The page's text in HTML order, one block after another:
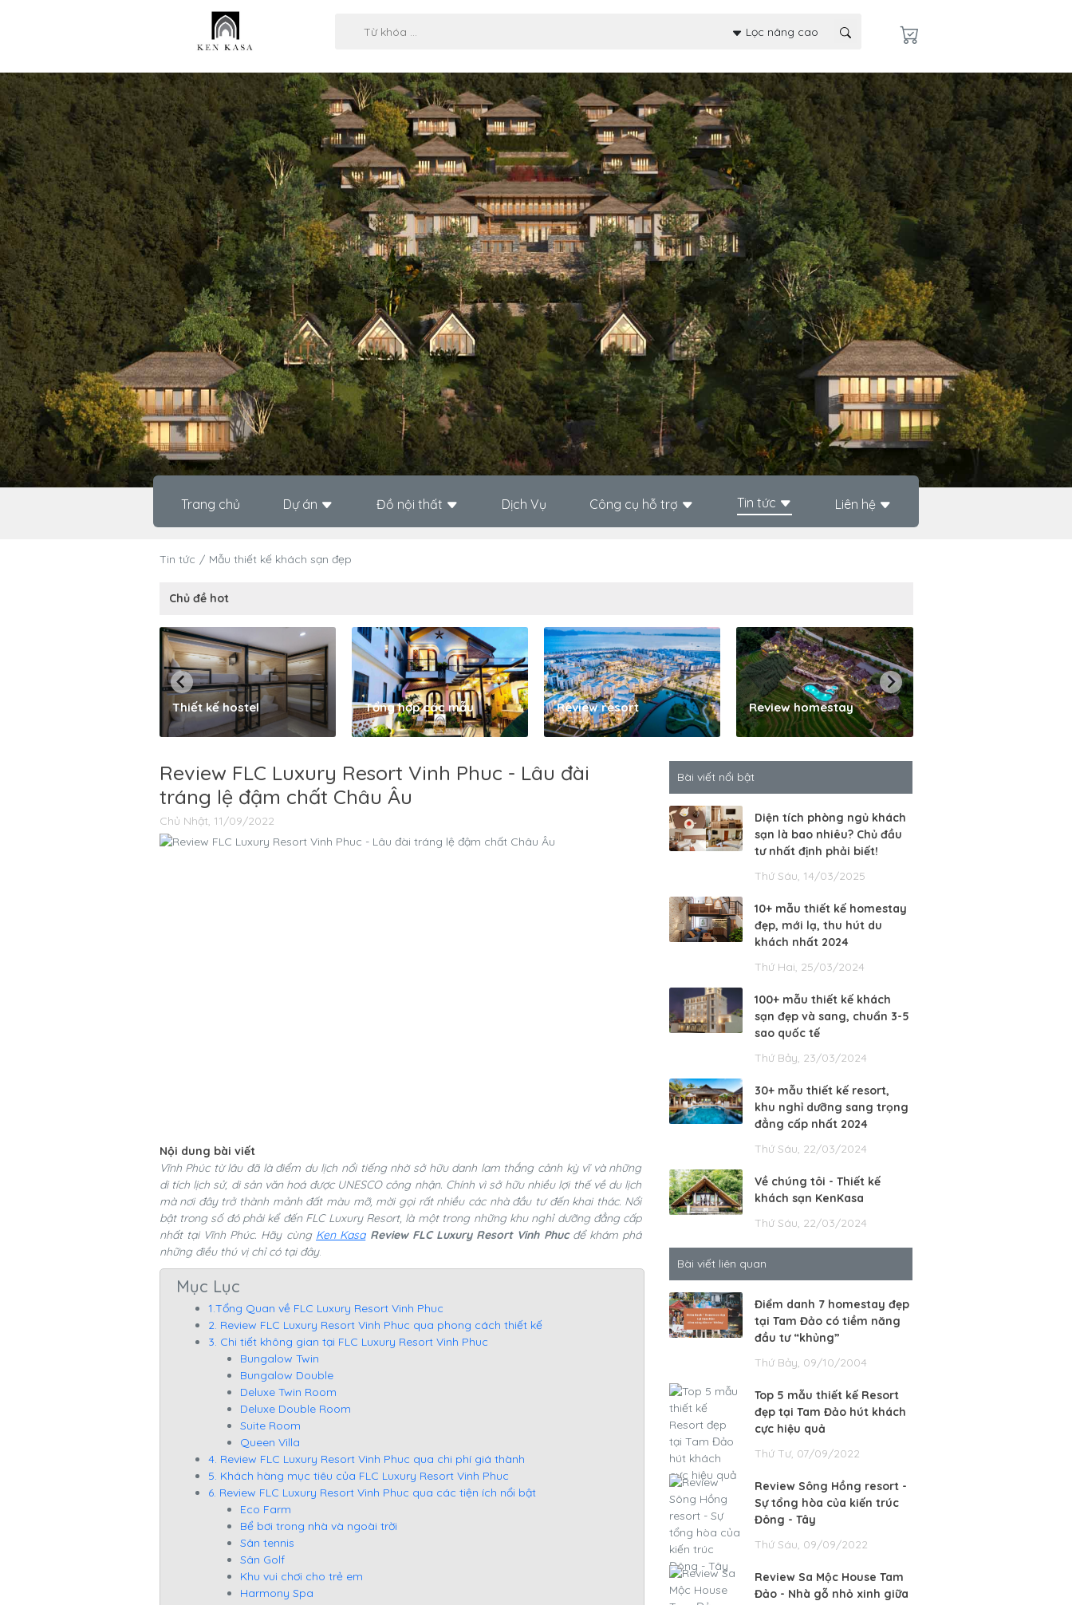
Lọc nâng cao
Trang chủ Dự án Đồ nội thất Dịch Vụ Công cụ hỗ trợ Tin tức Liên hệ
Tin tức Mẫu thiết kế khách sạn đẹp
Chủ đề hot
Thiết kế hostel Tổng hợp các mẫu Review resort Review homestay
Review FLC Luxury Resort Vinh Phuc - Lâu đài
tráng lệ đậm chất Châu Âu
Chủ Nhật, 11/09/2022
Nội dung bài viết
Vĩnh Phúc từ lâu đã là điểm du lịch nổi tiếng nhờ sở hữu danh lam thắng cảnh kỳ vĩ và những
di tích lịch sử, di sản văn hoá được UNESCO công nhận. Chính vì sở hữu nhiều lợi thế về du lịch
mà nơi đây trở thành mảnh đất màu mỡ, mời gọi rất nhiều các nhà đầu tư đến khai thác. Nổi
bật trong số đó phải kể đến FLC Luxury Resort, là một trong những khu nghỉ dưỡng đẳng cấp
nhất tại Vĩnh Phúc. Hãy cùng Ken Kasa Review FLC Luxury Resort Vinh Phucđể khám phá
những điều thú vị chỉ có tại đây.
Mục Lục
1.Tổng Quan về FLC Luxury Resort Vinh Phuc
2. Review FLC Luxury Resort Vinh Phuc qua phong cách thiết kế
3. Chi tiết không gian tại FLC Luxury Resort Vinh Phuc
Bungalow Twin
Bungalow Double
Deluxe Twin Room
Deluxe Double Room
Suite Room
Queen Villa
4. Review FLC Luxury Resort Vinh Phuc qua chi phí giá thành
5. Khách hàng mục tiêu của FLC Luxury Resort Vinh Phuc
6. Review FLC Luxury Resort Vinh Phuc qua các tiện ích nổi bật
Eco Farm
Bể bơi trong nhà và ngoài trời
Sân tennis
Sân Golf
Khu vui chơi cho trẻ em
Harmony Spa
Bài viết nổi bật
Diện tích phòng ngủ khách
sạn là bao nhiêu? Chủ đầu
tư nhất định phải biết!
Thứ Sáu, 14/03/2025
10+ mẫu thiết kế homestay
đẹp, mới lạ, thu hút du
khách nhất 2024
Thứ Hai, 25/03/2024
100+ mẫu thiết kế khách
sạn đẹp và sang, chuẩn 3-5
sao quốc tế
Thứ Bảy, 23/03/2024
30+ mẫu thiết kế resort,
khu nghỉ dưỡng sang trọng
đẳng cấp nhất 2024
Thứ Sáu, 22/03/2024
Về chúng tôi - Thiết kế
khách sạn KenKasa
Thứ Sáu, 22/03/2024
Bài viết liên quan
Điểm danh 7 homestay đẹp
tại Tam Đảo có tiềm năng
đầu tư “khủng”
Thứ Bảy, 09/10/2004
Top 5 mẫu thiết kế Resort
đẹp tại Tam Đảo hút khách
cực hiệu quả
Thứ Tư, 07/09/2022
Review Sông Hồng resort -
Sự tổng hòa của kiến trúc
Đông - Tây
Thứ Sáu, 09/09/2022
Review Sa Mộc House Tam
Đảo - Nhà gỗ nhỏ xinh giữa